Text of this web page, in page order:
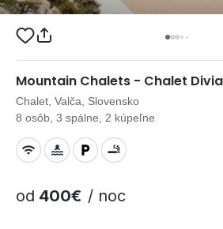
Mountain Chalets - Chalet
Chalet, Valča, Slovensko
8 osôb, 3 spálne, 2 kúpeľne
od 400€ / noc